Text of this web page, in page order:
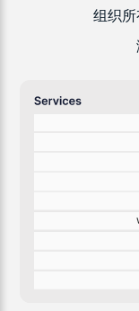
组织所